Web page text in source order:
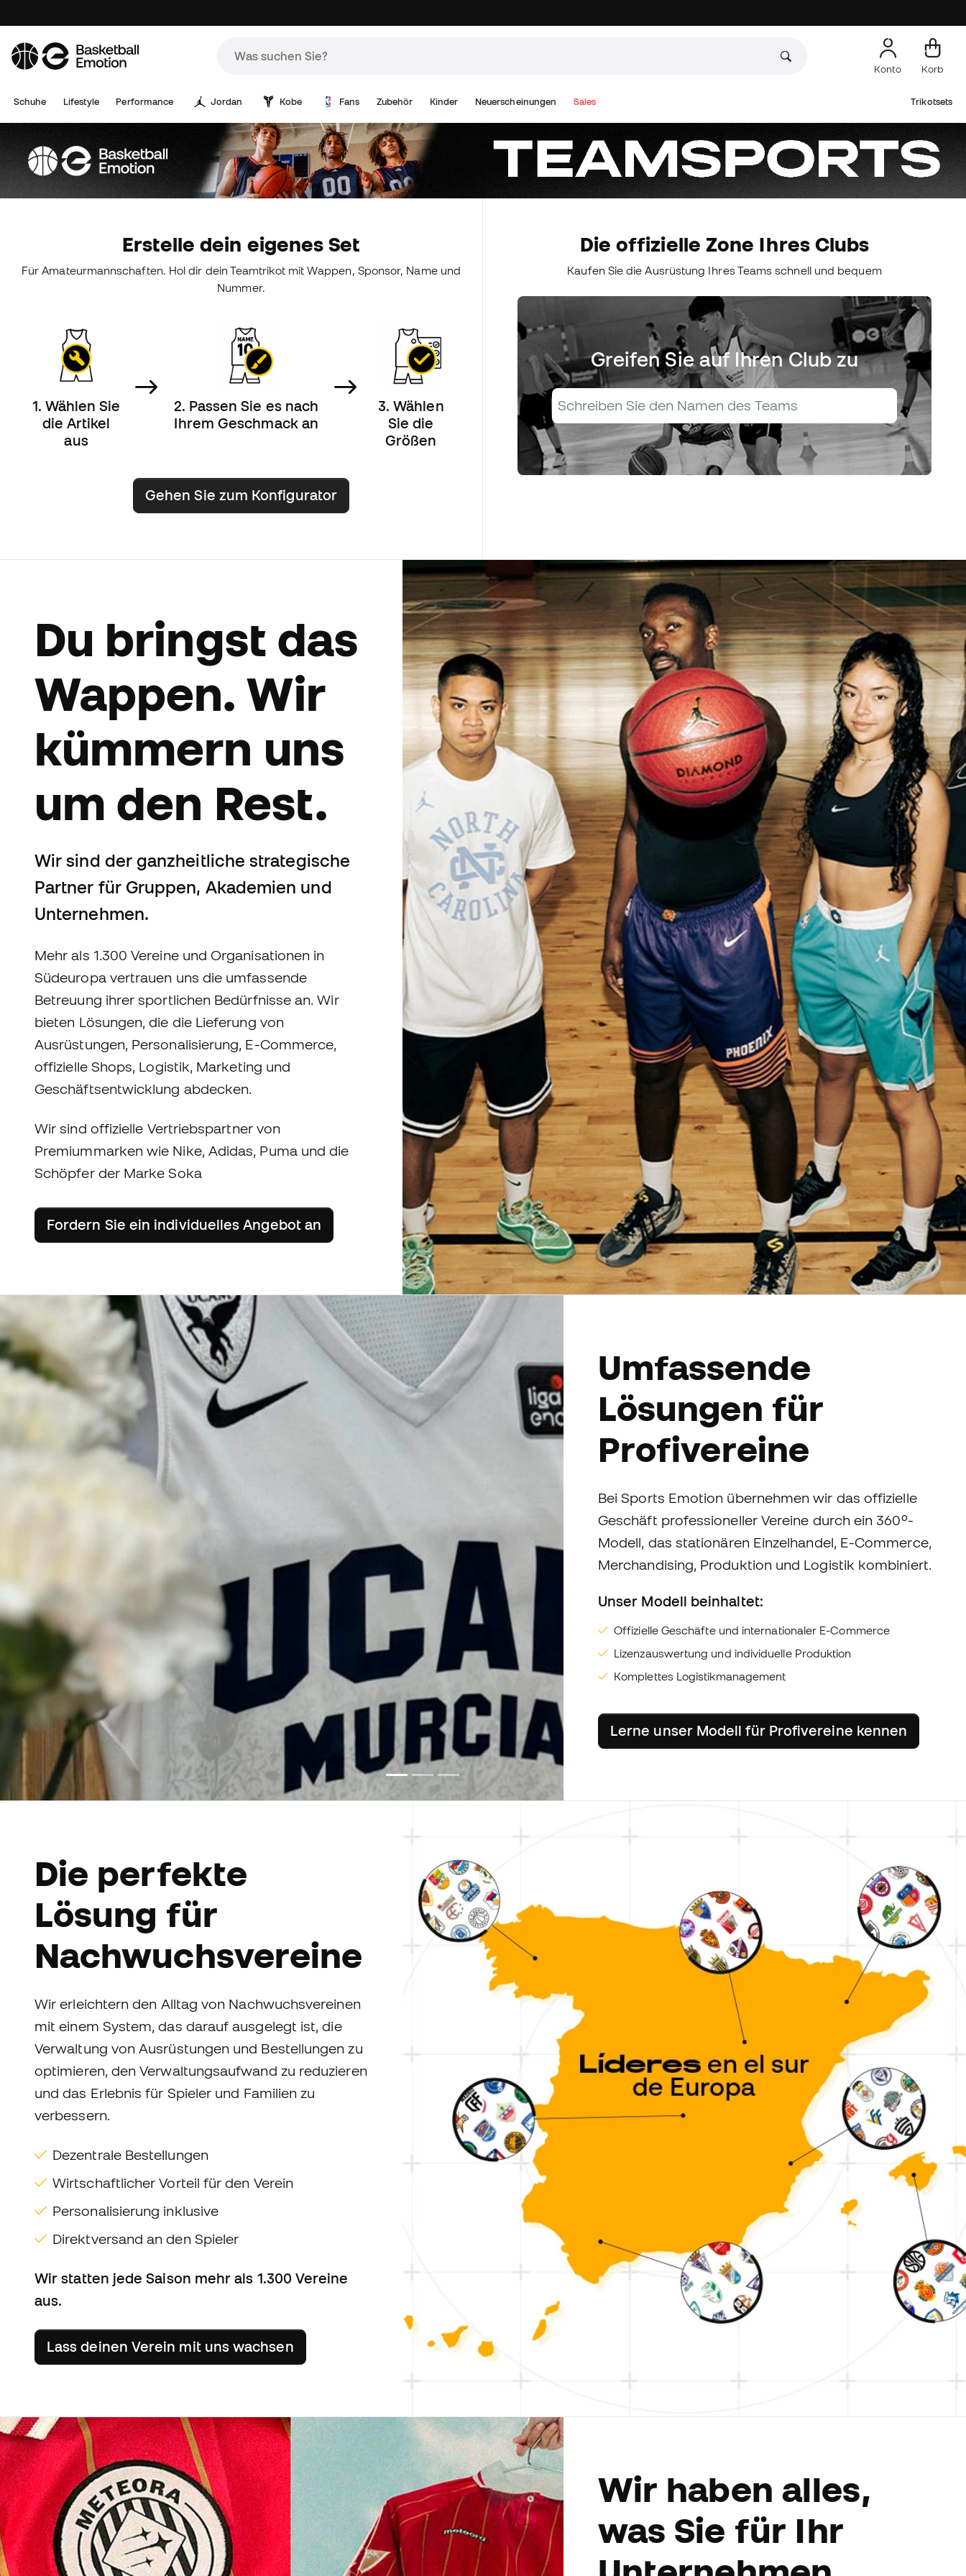
Konto Korb
Schuhe Lifestyle Performance Jordan Kobe Fans Zubehör Kinder Neuerscheinungen Sales Trikotsets
Erstelle dein eigenes Set
Für Amateurmannschaften. Hol dir dein Teamtrikot mit Wappen, Sponsor, Name und
Nummer.
1. Wählen Sie
die Artikel
aus
2. Passen Sie es nach
Ihrem Geschmack an
3. Wählen
Sie die
Größen
Gehen Sie zum Konfigurator
Die offizielle Zone Ihres Clubs
Kaufen Sie die Ausrüstung Ihres Teams schnell und bequem
Greifen Sie auf Ihren Club zu
Du bringst das
Wappen. Wir
kümmern uns
um den Rest.
Wir sind der ganzheitliche strategische
Partner für Gruppen, Akademien und
Unternehmen.
Mehr als 1.300 Vereine und Organisationen in
Südeuropa vertrauen uns die umfassende
Betreuung ihrer sportlichen Bedürfnisse an. Wir
bieten Lösungen, die die Lieferung von
Ausrüstungen, Personalisierung, E-Commerce,
offizielle Shops, Logistik, Marketing und
Geschäftsentwicklung abdecken.
Wir sind offizielle Vertriebspartner von
Premiummarken wie Nike, Adidas, Puma und die
Schöpfer der Marke Soka
Fordern Sie ein individuelles Angebot an
Umfassende
Lösungen für
Profivereine
Bei Sports Emotion übernehmen wir das offizielle
Geschäft professioneller Vereine durch ein 360º-
Modell, das stationären Einzelhandel, E-Commerce,
Merchandising, Produktion und Logistik kombiniert.
Unser Modell beinhaltet:
Offizielle Geschäfte und internationaler E-Commerce
Lizenzauswertung und individuelle Produktion
Komplettes Logistikmanagement
Lerne unser Modell für Profivereine kennen
Die perfekte
Lösung für
Nachwuchsvereine
Wir erleichtern den Alltag von Nachwuchsvereinen
mit einem System, das darauf ausgelegt ist, die
Verwaltung von Ausrüstungen und Bestellungen zu
optimieren, den Verwaltungsaufwand zu reduzieren
und das Erlebnis für Spieler und Familien zu
verbessern.
Dezentrale Bestellungen
Wirtschaftlicher Vorteil für den Verein
Personalisierung inklusive
Direktversand an den Spieler
Wir statten jede Saison mehr als 1.300 Vereine
aus.
Lass deinen Verein mit uns wachsen
Wir haben alles,
was Sie für Ihr